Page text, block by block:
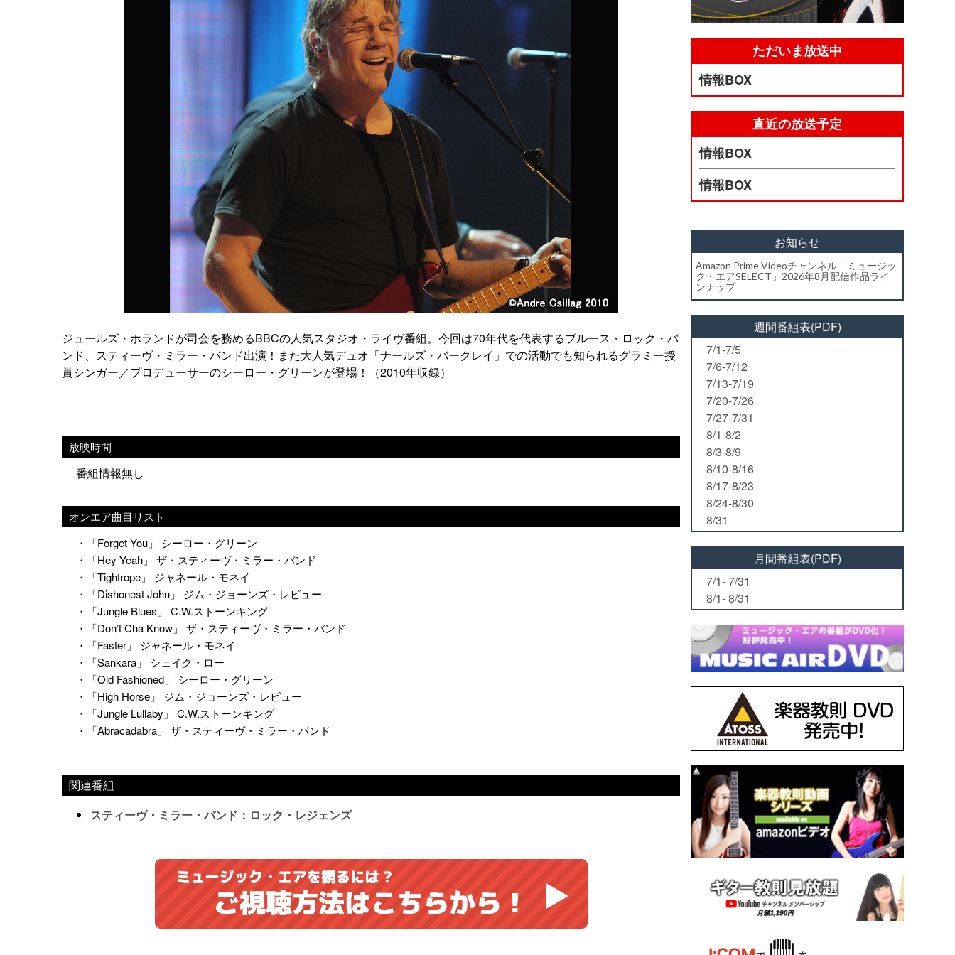
ジュールズ・ホランドが司会を務めるBBCの人気スタジオ・ライヴ番組。今回は70年代を代表するブルース・ロック・バ
ンド、スティーヴ・ミラー・バンド出演！また大人気デュオ「ナールズ・バークレイ」での活動でも知られるグラミー授
賞シンガー／プロデューサーのシーロー・グリーンが登場！（2010年収録）
放映時間
番組情報無し
オンエア曲目リスト
・「Forget You」 シーロー・グリーン
・「Hey Yeah」 ザ・スティーヴ・ミラー・バンド
・「Tightrope」 ジャネール・モネイ
・「Dishonest John」 ジム・ジョーンズ・レビュー
・「Jungle Blues」 C.W.ストーンキング
・「Don’t Cha Know」 ザ・スティーヴ・ミラー・バンド
・「Faster」 ジャネール・モネイ
・「Sankara」 シェイク・ロー
・「Old Fashioned」 シーロー・グリーン
・「High Horse」 ジム・ジョーンズ・レビュー
・「Jungle Lullaby」 C.W.ストーンキング
・「Abracadabra」 ザ・スティーヴ・ミラー・バンド
関連番組
スティーヴ・ミラー・バンド：ロック・レジェンズ
ただいま放送中
情報BOX
直近の放送予定
情報BOX
情報BOX
お知らせ
Amazon Prime Videoチャンネル「ミュージッ
ク・エアSELECT」2026年8月配信作品ライ
ンナップ
週間番組表(PDF)
7/1-7/5
7/6-7/12
7/13-7/19
7/20-7/26
7/27-7/31
8/1-8/2
8/3-8/9
8/10-8/16
8/17-8/23
8/24-8/30
8/31
月間番組表(PDF)
7/1- 7/31
8/1- 8/31